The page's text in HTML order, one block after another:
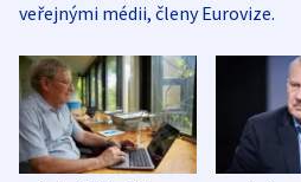
veřejnými médii, členy Eurovize.